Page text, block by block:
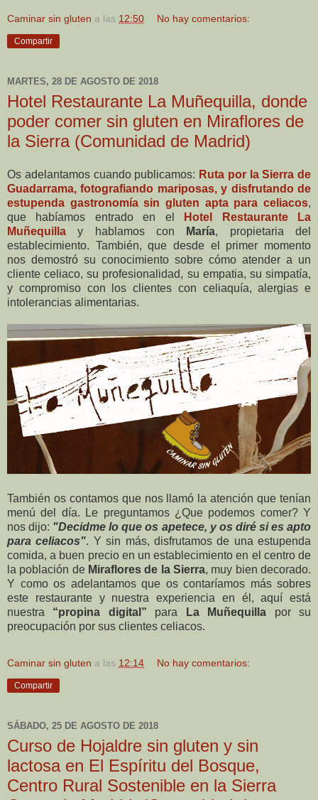
Caminar sin gluten a las 12:50 No hay comentarios:
Compartir
MARTES, 28 DE AGOSTO DE 2018
Hotel Restaurante La Muñequilla, donde
poder comer sin gluten en Miraflores de
la Sierra (Comunidad de Madrid)
Os adelantamos cuando publicamos: Ruta por la Sierra de
Guadarrama, fotografiando mariposas, y disfrutando de
estupenda gastronomía sin gluten apta para celiacos,
que habíamos entrado en el
Hotel Restaurante La
Muñequilla y hablamos con María, propietaria del
establecimiento. También, que desde el primer momento
nos demostró su conocimiento sobre cómo atender a un
cliente celiaco, su profesionalidad, su empatia, su simpatía,
y compromiso con los clientes con celiaquía, alergias e
intolerancias alimentarias.
También os contamos que nos llamó la atención que tenían
menú del día. Le preguntamos ¿Que podemos comer? Y
nos dijo: "Decidme lo que os apetece, y os diré si es apto
para celiacos". Y sin más, disfrutamos de una estupenda
comida, a buen precio en un establecimiento en el centro de
la población de Miraflores de la Sierra, muy bien decorado.
Y como os adelantamos que os contaríamos más sobres
este restaurante y nuestra experiencia en él, aquí está
nuestra “propina digital” para La Muñequilla por su
preocupación por sus clientes celiacos.
Caminar sin gluten a las 12:14 No hay comentarios:
Compartir
SÁBADO, 25 DE AGOSTO DE 2018
Curso de Hojaldre sin gluten y sin
lactosa en El Espíritu del Bosque,
Centro Rural Sostenible en la Sierra